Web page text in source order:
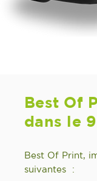
Best Of
dans le
Best Of Print,
suivantes :